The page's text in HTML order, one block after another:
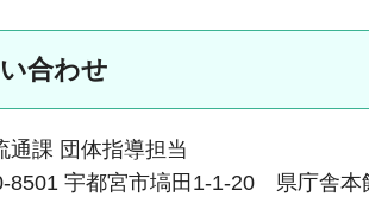
合わせ
通課 団体指導担当
8501 宇都宮市塙田1-1-20 県庁舎本